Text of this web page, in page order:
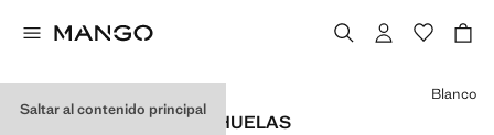
Saltar al contenido principal
PANTALÓN LARGO TACHUELAS
Selecciona un color
Blanco